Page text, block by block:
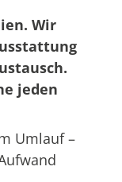
Wir
jeden
Umlauf –